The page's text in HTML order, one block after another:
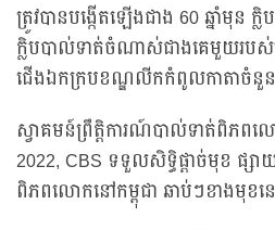
ត្រូវបានបង្កើតឡើងជាង 60 ឆ្នាំមុន
ក្លិបបាល់ទាត់ចំណាស់ជាងគេមួយរប
ជើងឯកក្របខណ្ឌលីកកំពូលកាតាចំនួ
ស្វាគមន៍ព្រឹត្តិការណ៍បាល់ទាត់ពិភព
2022, CBS ទទួលសិទ្ធិផ្ដាច់មុខ ផ្សា
ពិភពលោកនៅកម្ពុជា ឆាប់ៗខាងមុខន